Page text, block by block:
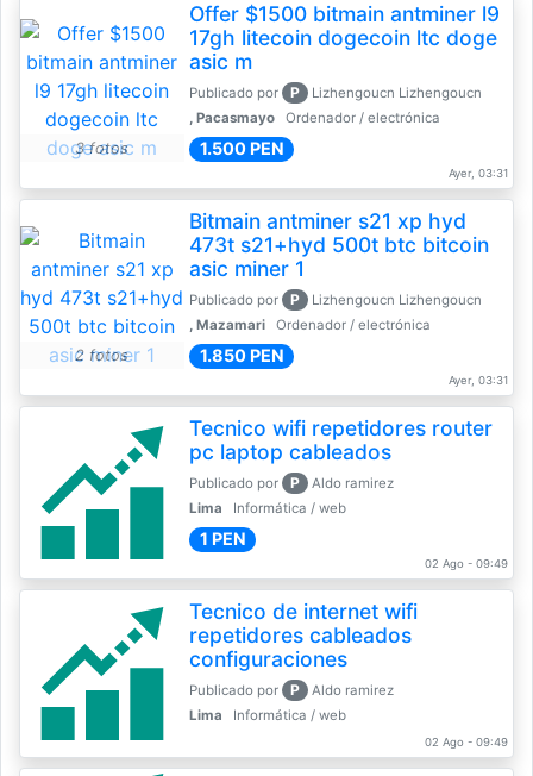
3 fotos
Offer $1500 bitmain antminer l9
17gh litecoin dogecoin ltc doge
asic m
Publicado por P
Lizhengoucn Lizhengoucn
, Pacasmayo
Ordenador / electrónica
1.500 PEN
Ayer, 03:31
2 fotos
Bitmain antminer s21 xp hyd
473t s21+hyd 500t btc bitcoin
asic miner 1
Publicado por P
Lizhengoucn Lizhengoucn
, Mazamari
Ordenador / electrónica
1.850 PEN
Ayer, 03:31
Tecnico wifi repetidores router
pc laptop cableados
Publicado por P
Aldo ramirez
Lima
Informática / web
1 PEN
02 Ago - 09:49
Tecnico de internet wifi
repetidores cableados
configuraciones
Publicado por P
Aldo ramirez
Lima
Informática / web
02 Ago - 09:49